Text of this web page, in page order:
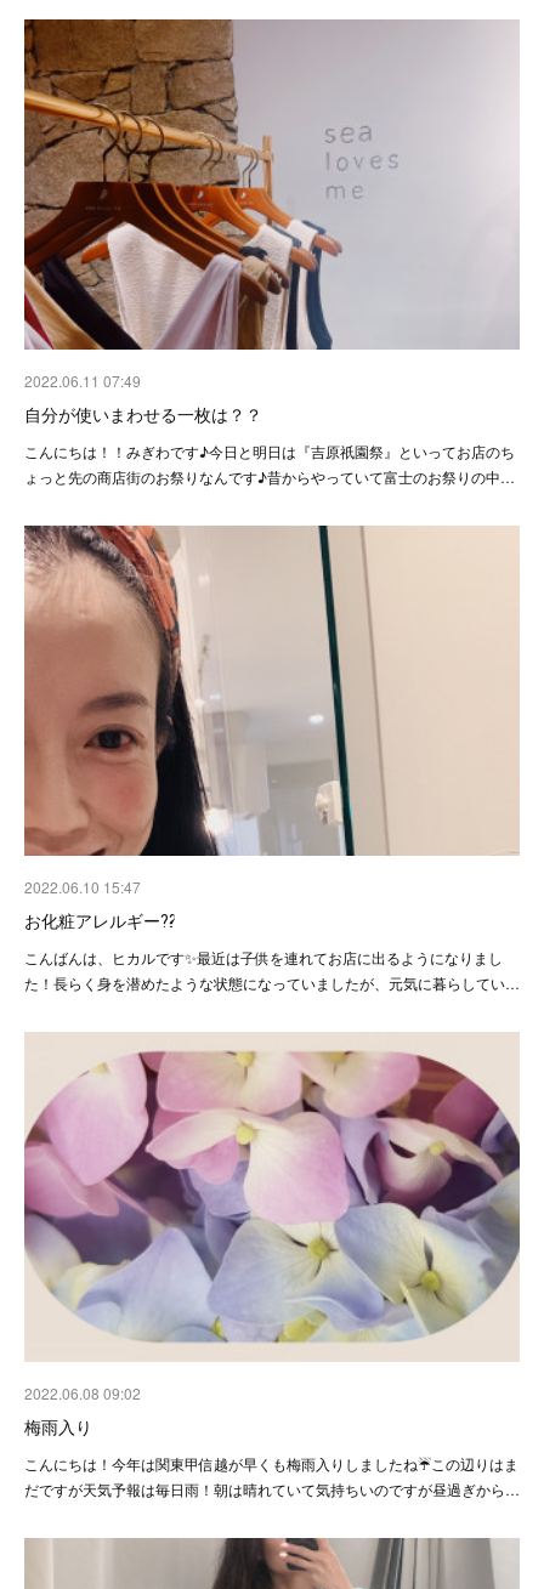
2022.06.11 07:49
自分が使いまわせる一枚は？？
こんにちは！！みぎわです♪今日と明日は『吉原祇園祭』といってお店のち
ょっと先の商店街のお祭りなんです♪昔からやっていて富士のお祭りの中…
2022.06.10 15:47
お化粧アレルギー⁇
こんばんは、ヒカルです✨最近は子供を連れてお店に出るようになりまし
た！長らく身を潜めたような状態になっていましたが、元気に暮らしてい…
2022.06.08 09:02
梅雨入り
こんにちは！今年は関東甲信越が早くも梅雨入りしましたね☔️この辺りはま
だですが天気予報は毎日雨！朝は晴れていて気持ちいのですが昼過ぎから…